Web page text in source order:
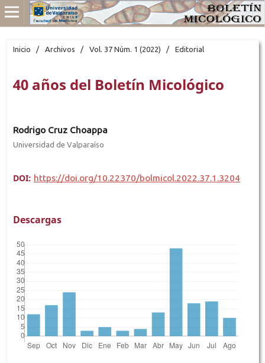
Inicio / Archivos / Vol. 37 Núm. 1 (2022) / Editorial
40 años del Boletín Micológico
Rodrigo Cruz Choappa
Universidad de Valparaíso
DOI: https://doi.org/10.22370/bolmicol.2022.37.1.3204
Descargas